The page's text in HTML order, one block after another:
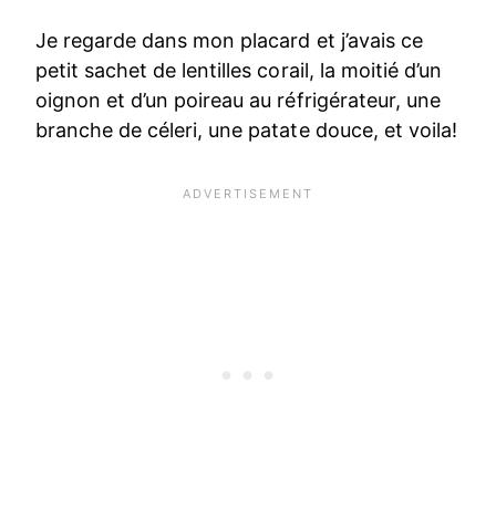
Je regarde dans mon placard et j’avais ce
petit sachet de lentilles corail, la moitié d’un
oignon et d’un poireau au réfrigérateur, une
branche de céleri, une patate douce, et voila!